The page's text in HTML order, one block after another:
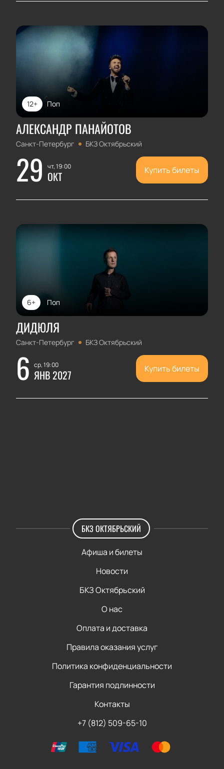
Поп
12+
АЛЕКСАНДР ПАНАЙОТОВ
Санкт-Петербург БКЗ Октябрьский
29 чт, 19:00
ОКТ Купить билеты
Поп
6+
ДИДЮЛЯ
Санкт-Петербург БКЗ Октябрьский
6 ср, 19:00
ЯНВ 2027 Купить билеты
БКЗ ОКТЯБРЬСКИЙ
Афиша и билеты
Новости
БКЗ Октябрьский
О нас
Оплата и доставка
Правила оказания услуг
Политика конфиденциальности
Гарантия подлинности
Контакты
+7 (812) 509-65-10